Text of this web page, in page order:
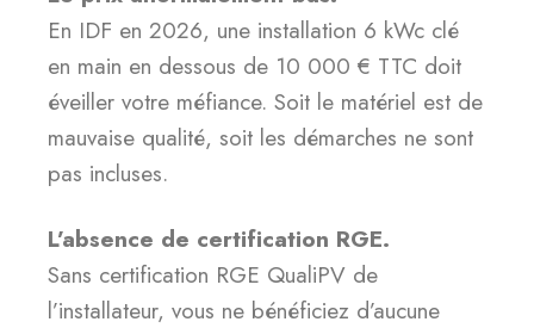
En IDF en 2026, une installation 6 kWc clé
en main en dessous de 10 000 € TTC doit
éveiller votre méfiance. Soit le matériel est de
mauvaise qualité, soit les démarches ne sont
pas incluses.
L’absence de certification RGE.
Sans certification RGE QualiPV de
l’installateur, vous ne bénéficiez d’aucune